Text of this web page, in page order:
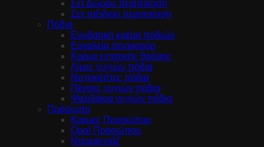
Σετ Δώρου περιποίηση
Σετ ταξιδιού περιποίηση
Πόδια
Ενυδατική κρέμα ποδιών
Εργαλεία πεντικιούρ
Κρέμα εντατικής θρέψης
Λίμες νυχιών πόδια
Νυχοκόπτες πόδια
Πένσες νυχιών πόδια
Ψαλιδάκια νυχιών πόδια
Πρόσωπο
Κρέμες Προσώπου
Οροί Προσώπου
Ντεμακιγιάζ